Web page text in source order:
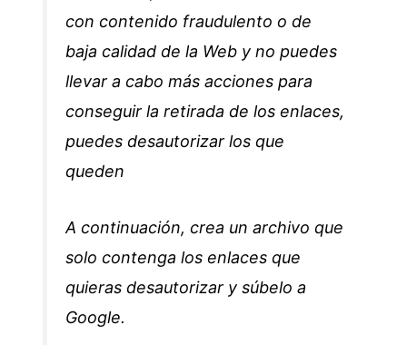
con contenido fraudulento o de
baja calidad de la Web y no puedes
llevar a cabo más acciones para
conseguir la retirada de los enlaces,
puedes desautorizar los que
queden
A continuación, crea un archivo que
solo contenga los enlaces que
quieras desautorizar y súbelo a
Google.